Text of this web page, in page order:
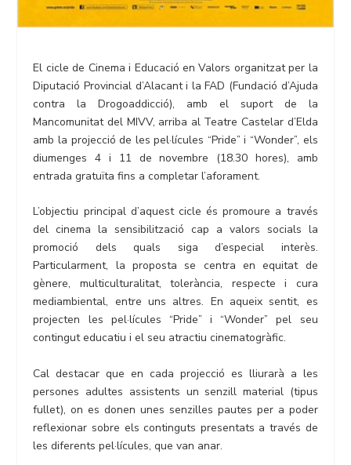
El cicle de Cinema i Educació en Valors organitzat per la
Diputació Provincial d’Alacant i la FAD (Fundació d’Ajuda
contra la Drogoaddicció), amb el suport de la
Mancomunitat del MIVV, arriba al Teatre Castelar d’Elda
amb la projecció de les pel·lícules “Pride” i “Wonder”, els
diumenges 4 i 11 de novembre (18.30 hores), amb
entrada gratuïta fins a completar l’aforament.
L’objectiu principal d’aquest cicle és promoure a través
del cinema la sensibilització cap a valors socials la
promoció dels quals siga d’especial interès.
Particularment, la proposta se centra en equitat de
gènere, multiculturalitat, tolerància, respecte i cura
mediambiental, entre uns altres. En aqueix sentit, es
projecten les pel·lícules “Pride” i “Wonder” pel seu
contingut educatiu i el seu atractiu cinematogràfic.
Cal destacar que en cada projecció es lliurarà a les
persones adultes assistents un senzill material (tipus
fullet), on es donen unes senzilles pautes per a poder
reflexionar sobre els continguts presentats a través de
les diferents pel·lícules, que van anar.